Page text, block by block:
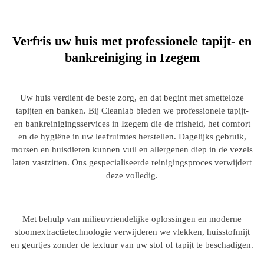
vlekken te verwijderen en uw huis er weer als nieuw uit te laten
Boek je reiniging
Verfris uw huis met professionele tapijt- en
bankreiniging in Izegem
Uw huis verdient de beste zorg, en dat begint met smetteloze
en de hygiëne in uw leefruimtes herstellen. Dagelijks gebruik,
morsen en huisdieren kunnen vuil en allergenen diep in de vezels
laten vastzitten. Ons gespecialiseerde reinigingsproces verwijdert